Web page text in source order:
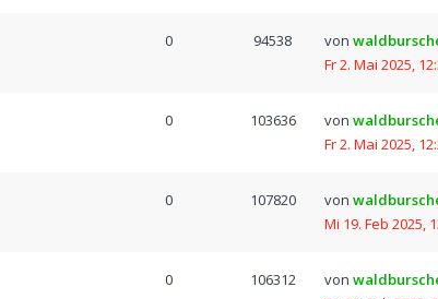
0 94538 von
Fr 2. Mai 2025,
0 103636 von
Fr 2. Mai 2025,
0 107820 von
Mi 19. Feb 2025,
0 106312 von